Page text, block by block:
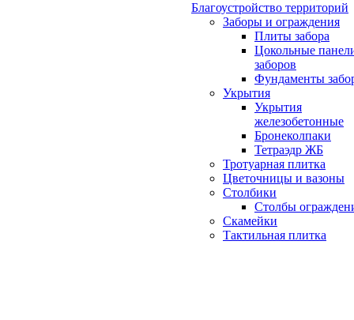
Благоустройство территорий
Заборы и ограждения
Плиты забора
Цокольные
заборов
Фундаменты
Укрытия
Укрытия
железобетонные
Бронеколпаки
Тетраэдр ЖБ
Тротуарная плитка
Цветочницы и вазоны
Столбики
Столбы
Скамейки
Тактильная плитка